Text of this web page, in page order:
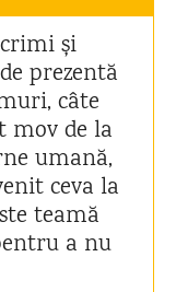
și
prezentă
câte
mov de la
umană,
ceva la
teamă
a nu